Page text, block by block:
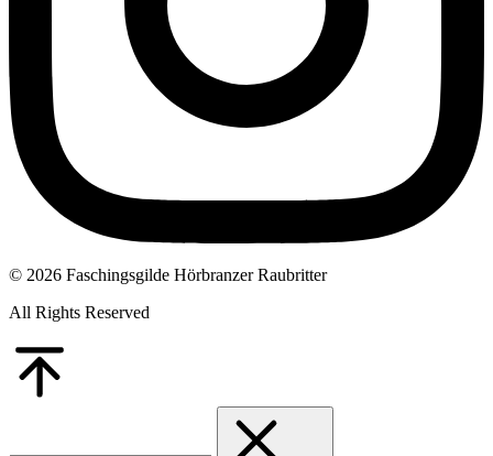
© 2026 Faschingsgilde Hörbranzer Raubritter
All Rights Reserved